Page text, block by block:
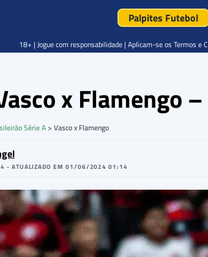
Palpites Futebol
x Flamengo
Série A > Vasco x Flamengo
ATUALIZADO EM 01/06/2024 01:14
18+ | Jogue com responsabilidade | Aplicam-se os Termos